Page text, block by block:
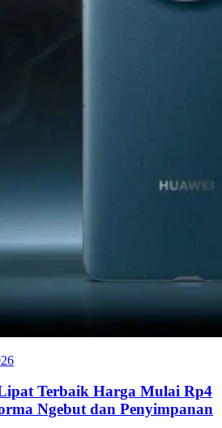
Terbaik Harga Mulai Rp4
Ngebut dan Penyimpanan